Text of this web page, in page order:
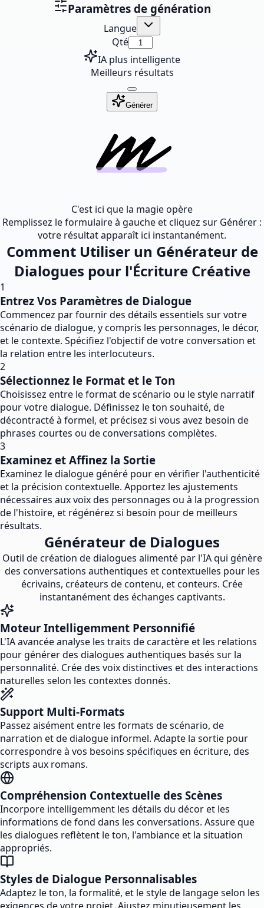
Paramètres de génération
Langue
Qté
IA plus intelligente
Meilleurs résultats
Générer
C'est ici que la magie opère
Remplissez le formulaire à gauche et cliquez sur Générer :
votre résultat apparaît ici instantanément.
Comment Utiliser un Générateur de
Dialogues pour l'Écriture Créative
1
Entrez Vos Paramètres de Dialogue
Commencez par fournir des détails essentiels sur votre
scénario de dialogue, y compris les personnages, le décor,
et le contexte. Spécifiez l'objectif de votre conversation et
la relation entre les interlocuteurs.
2
Sélectionnez le Format et le Ton
Choisissez entre le format de scénario ou le style narratif
pour votre dialogue. Définissez le ton souhaité, de
décontracté à formel, et précisez si vous avez besoin de
phrases courtes ou de conversations complètes.
3
Examinez et Affinez la Sortie
Examinez le dialogue généré pour en vérifier l'authenticité
et la précision contextuelle. Apportez les ajustements
nécessaires aux voix des personnages ou à la progression
de l'histoire, et régénérez si besoin pour de meilleurs
résultats.
Générateur de Dialogues
Outil de création de dialogues alimenté par l'IA qui génère
des conversations authentiques et contextuelles pour les
écrivains, créateurs de contenu, et conteurs. Crée
instantanément des échanges captivants.
Moteur Intelligemment Personnifié
L'IA avancée analyse les traits de caractère et les relations
pour générer des dialogues authentiques basés sur la
personnalité. Crée des voix distinctives et des interactions
naturelles selon les contextes donnés.
Support Multi-Formats
Passez aisément entre les formats de scénario, de
narration et de dialogue informel. Adapte la sortie pour
correspondre à vos besoins spécifiques en écriture, des
scripts aux romans.
Compréhension Contextuelle des Scènes
Incorpore intelligemment les détails du décor et les
informations de fond dans les conversations. Assure que
les dialogues reflètent le ton, l'ambiance et la situation
appropriés.
Styles de Dialogue Personnalisables
Adaptez le ton, la formalité, et le style de langage selon les